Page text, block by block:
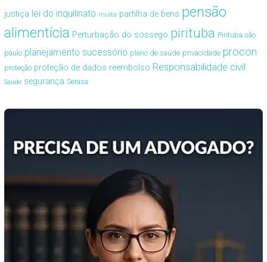
justiça lei do inquilinato multa partilha de bens pensão
alimentícia Perturbação do sossego pirituba Pirituba são
paulo planejamento sucessório plano de saúde privacidade procon
proteção proteção de dados reembolso Responsabilidade civil
Saúde segurança Serasa